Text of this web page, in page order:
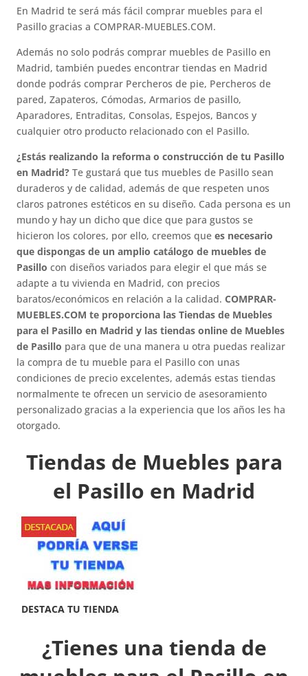
En Madrid te será más fácil comprar muebles para el
Pasillo gracias a COMPRAR-MUEBLES.COM.
Además no solo podrás comprar muebles de Pasillo en
Madrid, también puedes encontrar tiendas en Madrid
donde podrás comprar Percheros de pie, Percheros de
pared, Zapateros, Cómodas, Armarios de pasillo,
Aparadores, Entraditas, Consolas, Espejos, Bancos y
cualquier otro producto relacionado con el Pasillo.
¿Estás realizando la reforma o construcción de tu Pasillo
en Madrid? Te gustará que tus muebles de Pasillo sean
duraderos y de calidad, además de que respeten unos
claros patrones estéticos en su diseño. Cada persona es un
mundo y hay un dicho que dice que para gustos se
hicieron los colores, por ello, creemos quees necesario
que dispongas de un amplio catálogo de muebles de
Pasillocon diseños variados para elegir el que más se
adapte a tu vivienda en Madrid, con precios
baratos/económicos en relación a la calidad.COMPRAR-
MUEBLES.COM te proporciona las Tiendas de Muebles
para el Pasillo en Madrid y las tiendas online de Muebles
de Pasillo para que de una manera u otra puedas realizar
la compra de tu mueble para el Pasillo con unas
condiciones de precio excelentes, además estas tiendas
normalmente te ofrecen un servicio de asesoramiento
personalizado gracias a la experiencia que los años les ha
otorgado.
Tiendas de Muebles para
el Pasillo en Madrid
¿Tienes una tienda de